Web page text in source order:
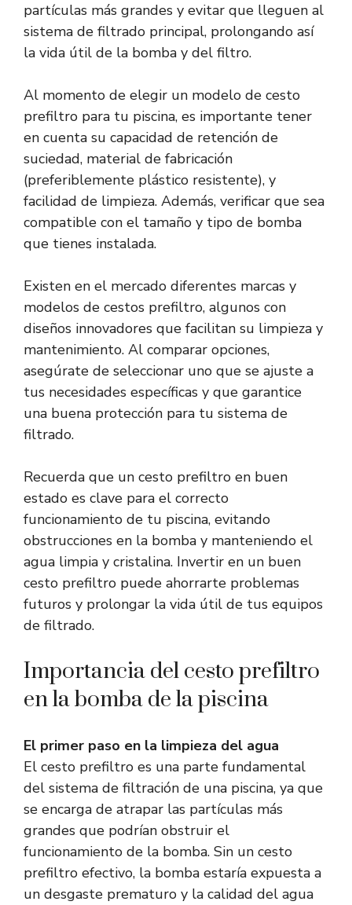
partículas más grandes y evitar que lleguen al
sistema de filtrado principal, prolongando así
la vida útil de la bomba y del filtro.
Al momento de elegir un modelo de cesto
prefiltro para tu piscina, es importante tener
en cuenta su capacidad de retención de
suciedad, material de fabricación
(preferiblemente plástico resistente), y
facilidad de limpieza. Además, verificar que sea
compatible con el tamaño y tipo de bomba
que tienes instalada.
Existen en el mercado diferentes marcas y
modelos de cestos prefiltro, algunos con
diseños innovadores que facilitan su limpieza y
mantenimiento. Al comparar opciones,
asegúrate de seleccionar uno que se ajuste a
tus necesidades específicas y que garantice
una buena protección para tu sistema de
filtrado.
Recuerda que un cesto prefiltro en buen
estado es clave para el correcto
funcionamiento de tu piscina, evitando
obstrucciones en la bomba y manteniendo el
agua limpia y cristalina. Invertir en un buen
cesto prefiltro puede ahorrarte problemas
futuros y prolongar la vida útil de tus equipos
de filtrado.
Importancia del cesto prefiltro
en la bomba de la piscina
El primer paso en la limpieza del agua
El cesto prefiltro es una parte fundamental
del sistema de filtración de una piscina, ya que
se encarga de atrapar las partículas más
grandes que podrían obstruir el
funcionamiento de la bomba. Sin un cesto
prefiltro efectivo, la bomba estaría expuesta a
un desgaste prematuro y la calidad del agua